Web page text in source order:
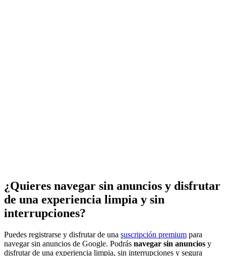
¿Quieres navegar sin anuncios y disfrutar
de una experiencia limpia y sin
interrupciones?
Puedes registrarse y disfrutar de una suscripción premium para
navegar sin anuncios de Google. Podrás navegar sin anuncios y
disfrutar de una experiencia limpia, sin interrupciones y segura